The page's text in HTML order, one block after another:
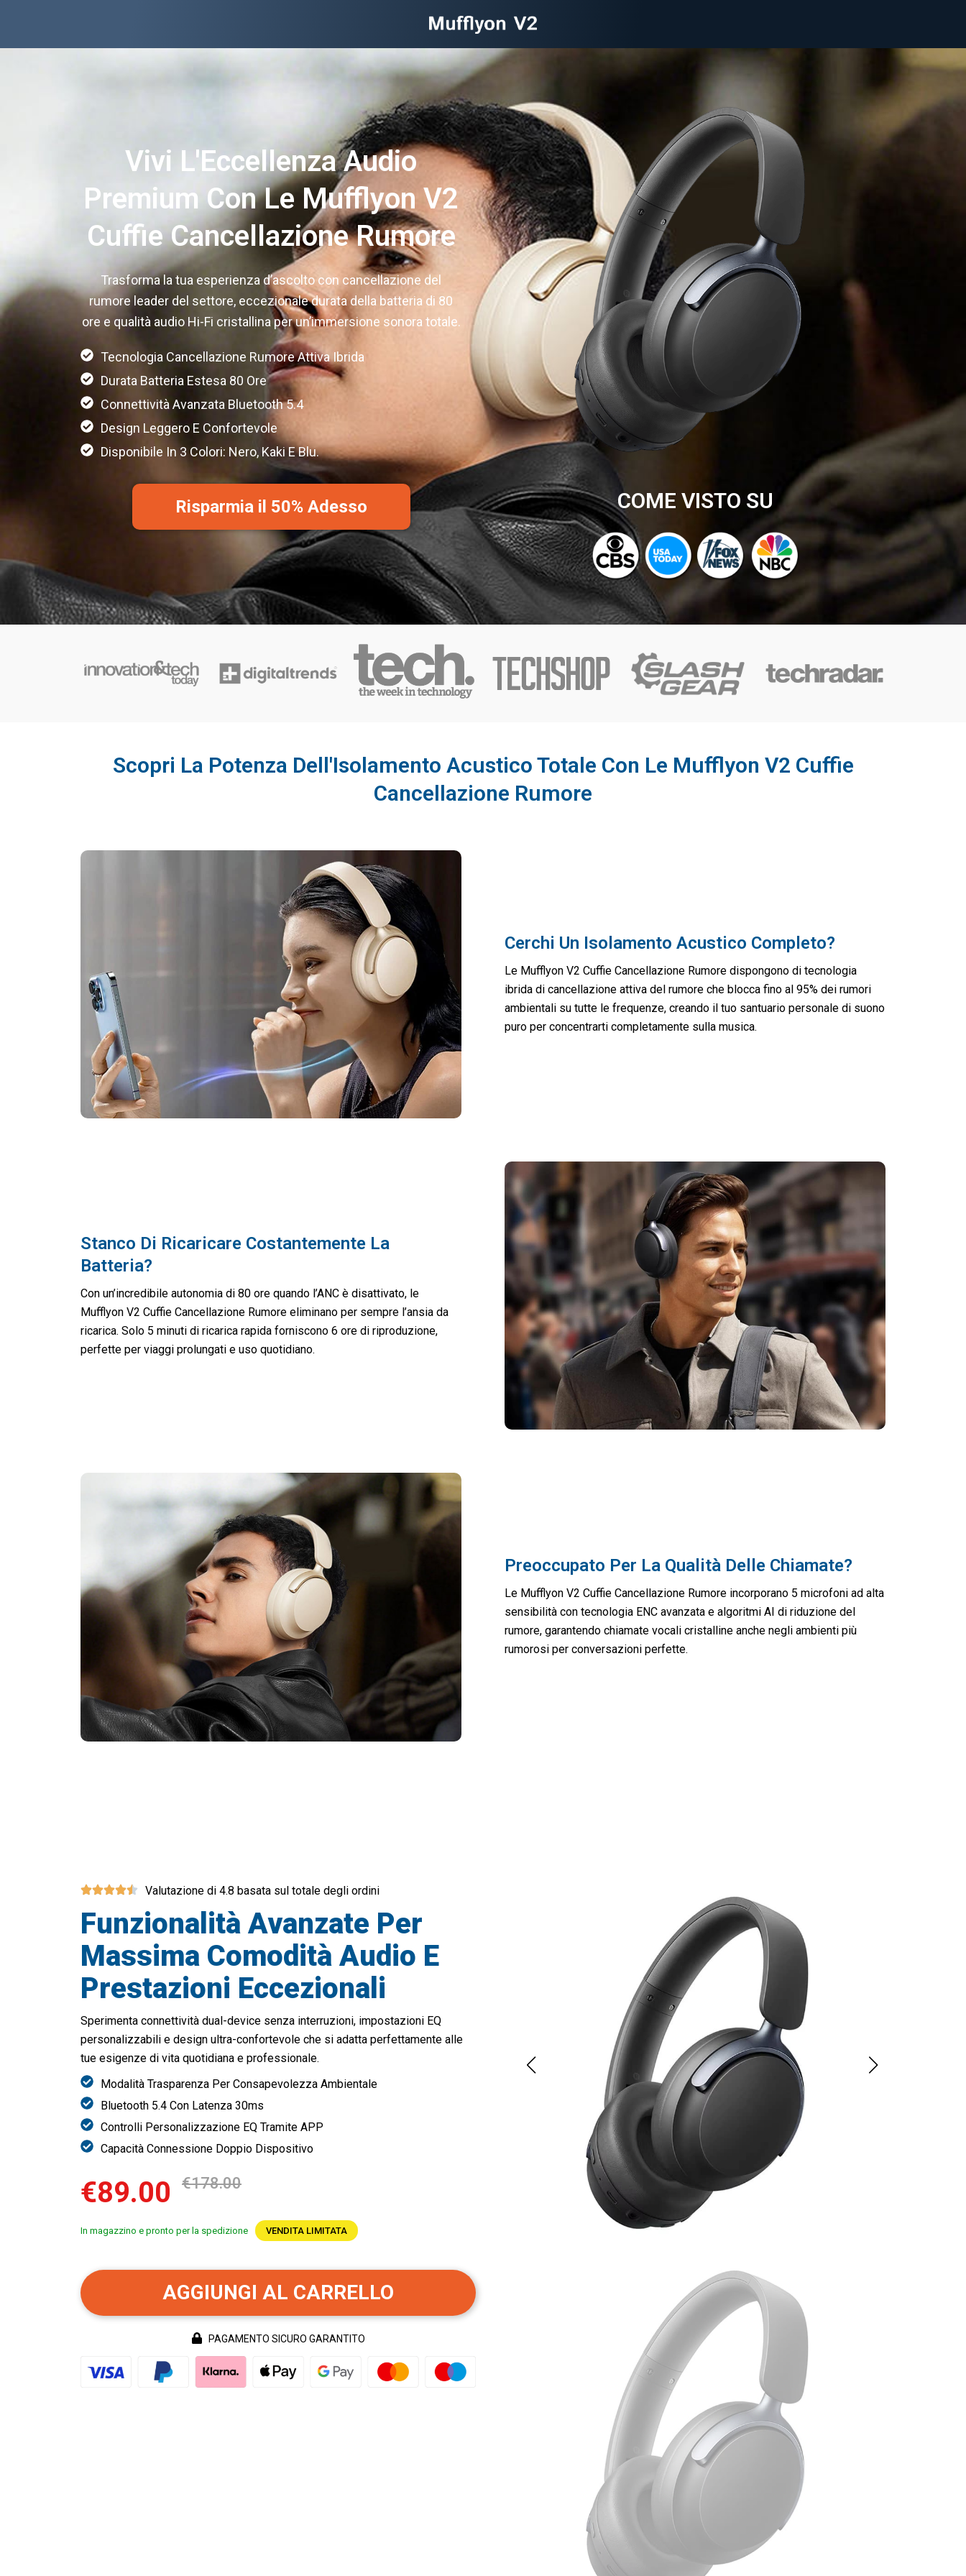
Vivi L'Eccellenza Audio
Premium Con Le Mufflyon V2
Cuffie Cancellazione Rumore
Trasforma la tua esperienza d’ascolto con cancellazione del
rumore leader del settore, eccezionale durata della batteria di 80
ore e qualità audio Hi-Fi cristallina per un’immersione sonora totale.
Tecnologia Cancellazione Rumore Attiva Ibrida
Durata Batteria Estesa 80 Ore
Connettività Avanzata Bluetooth 5.4
Design Leggero E Confortevole
Disponibile In 3 Colori: Nero, Kaki E Blu.
Risparmia il 50% Adesso COME VISTO SU
Scopri La Potenza Dell'Isolamento Acustico Totale Con Le Mufflyon V2 Cuffie
Cancellazione Rumore
Cerchi Un Isolamento Acustico Completo?
Le Mufflyon V2 Cuffie Cancellazione Rumore dispongono di tecnologia
ibrida di cancellazione attiva del rumore che blocca fino al 95% dei rumori
ambientali su tutte le frequenze, creando il tuo santuario personale di suono
puro per concentrarti completamente sulla musica.
Stanco Di Ricaricare Costantemente La
Batteria?
Con un’incredibile autonomia di 80 ore quando l’ANC è disattivato, le
Mufflyon V2 Cuffie Cancellazione Rumore eliminano per sempre l’ansia da
ricarica. Solo 5 minuti di ricarica rapida forniscono 6 ore di riproduzione,
perfette per viaggi prolungati e uso quotidiano.
Preoccupato Per La Qualità Delle Chiamate?
Le Mufflyon V2 Cuffie Cancellazione Rumore incorporano 5 microfoni ad alta
sensibilità con tecnologia ENC avanzata e algoritmi AI di riduzione del
rumore, garantendo chiamate vocali cristalline anche negli ambienti più
rumorosi per conversazioni perfette.
Valutazione di 4.8 basata sul totale degli ordini
Funzionalità Avanzate Per
Massima Comodità Audio E
Prestazioni Eccezionali
Sperimenta connettività dual-device senza interruzioni, impostazioni EQ
personalizzabili e design ultra-confortevole che si adatta perfettamente alle
tue esigenze di vita quotidiana e professionale.
Modalità Trasparenza Per Consapevolezza Ambientale
Bluetooth 5.4 Con Latenza 30ms
Controlli Personalizzazione EQ Tramite APP
Capacità Connessione Doppio Dispositivo
€89.00 €178.00
In magazzino e pronto per la spedizione VENDITA LIMITATA
AGGIUNGI AL CARRELLO
PAGAMENTO SICURO GARANTITO